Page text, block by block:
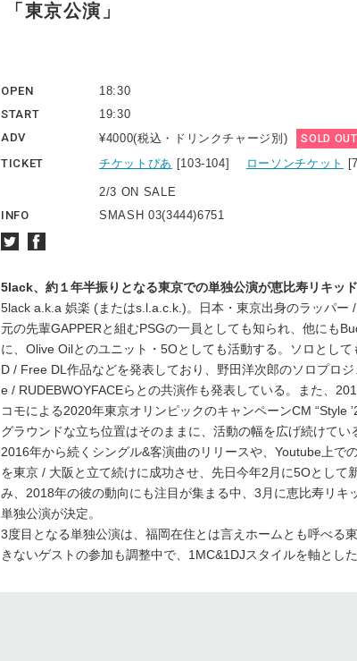
「東京公演」
OPEN
18:30
START
19:30
ADV
¥4000(税込・ドリンクチャージ別) SOLD OUT
TICKET チケットぴあ [103-104] ローソンチケット
2/3 ON SALE
INFO
SMASH 03(3444)6751
5lack、約１年半振りとなる東京での単独公演が恵比寿リキッ
5lack a.k.a 娯楽 (またはs.l.a.c.k.)。日本・東京出身のラッパー
元の先輩GAPPERと組むPSGの一員としても知られ、他にも
に、Olive Oilとのユニット・5Oとしても活動する。ソロとし
D / Free DL作品などを発表しており、野田洋次郎のソロプロ
e / RUDEBWOYFACEらとの共演作も発表している。また、
コモによる2020年東京オリンピックのキャンペーンCM “Style
グラウンドな立ち位置はそのままに、活動の幅を広げ続けてい
2016年から続くシングル&客演曲のリリースや、Youtube上で
を東京 / 大阪と立て続けに成功させ、先日今年2月に5Oとして
み、2018年の彼の動向にも注目が集まる中、3月に恵比寿リキ
単独公演が決定。
3度目となる単独公演は、福岡在住とは言えホームとも呼べる
きないゲストの参加も調整中で、1MC&1DJスタイルを軸とし